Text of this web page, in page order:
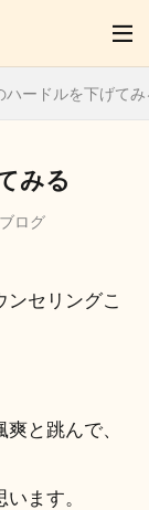
ハードルを下げてみ
みる
ログ
セリングこ
と跳んで、
ます。